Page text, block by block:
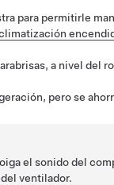
para permitirle
a nivel del
pero se
el sonido del
ventilador.